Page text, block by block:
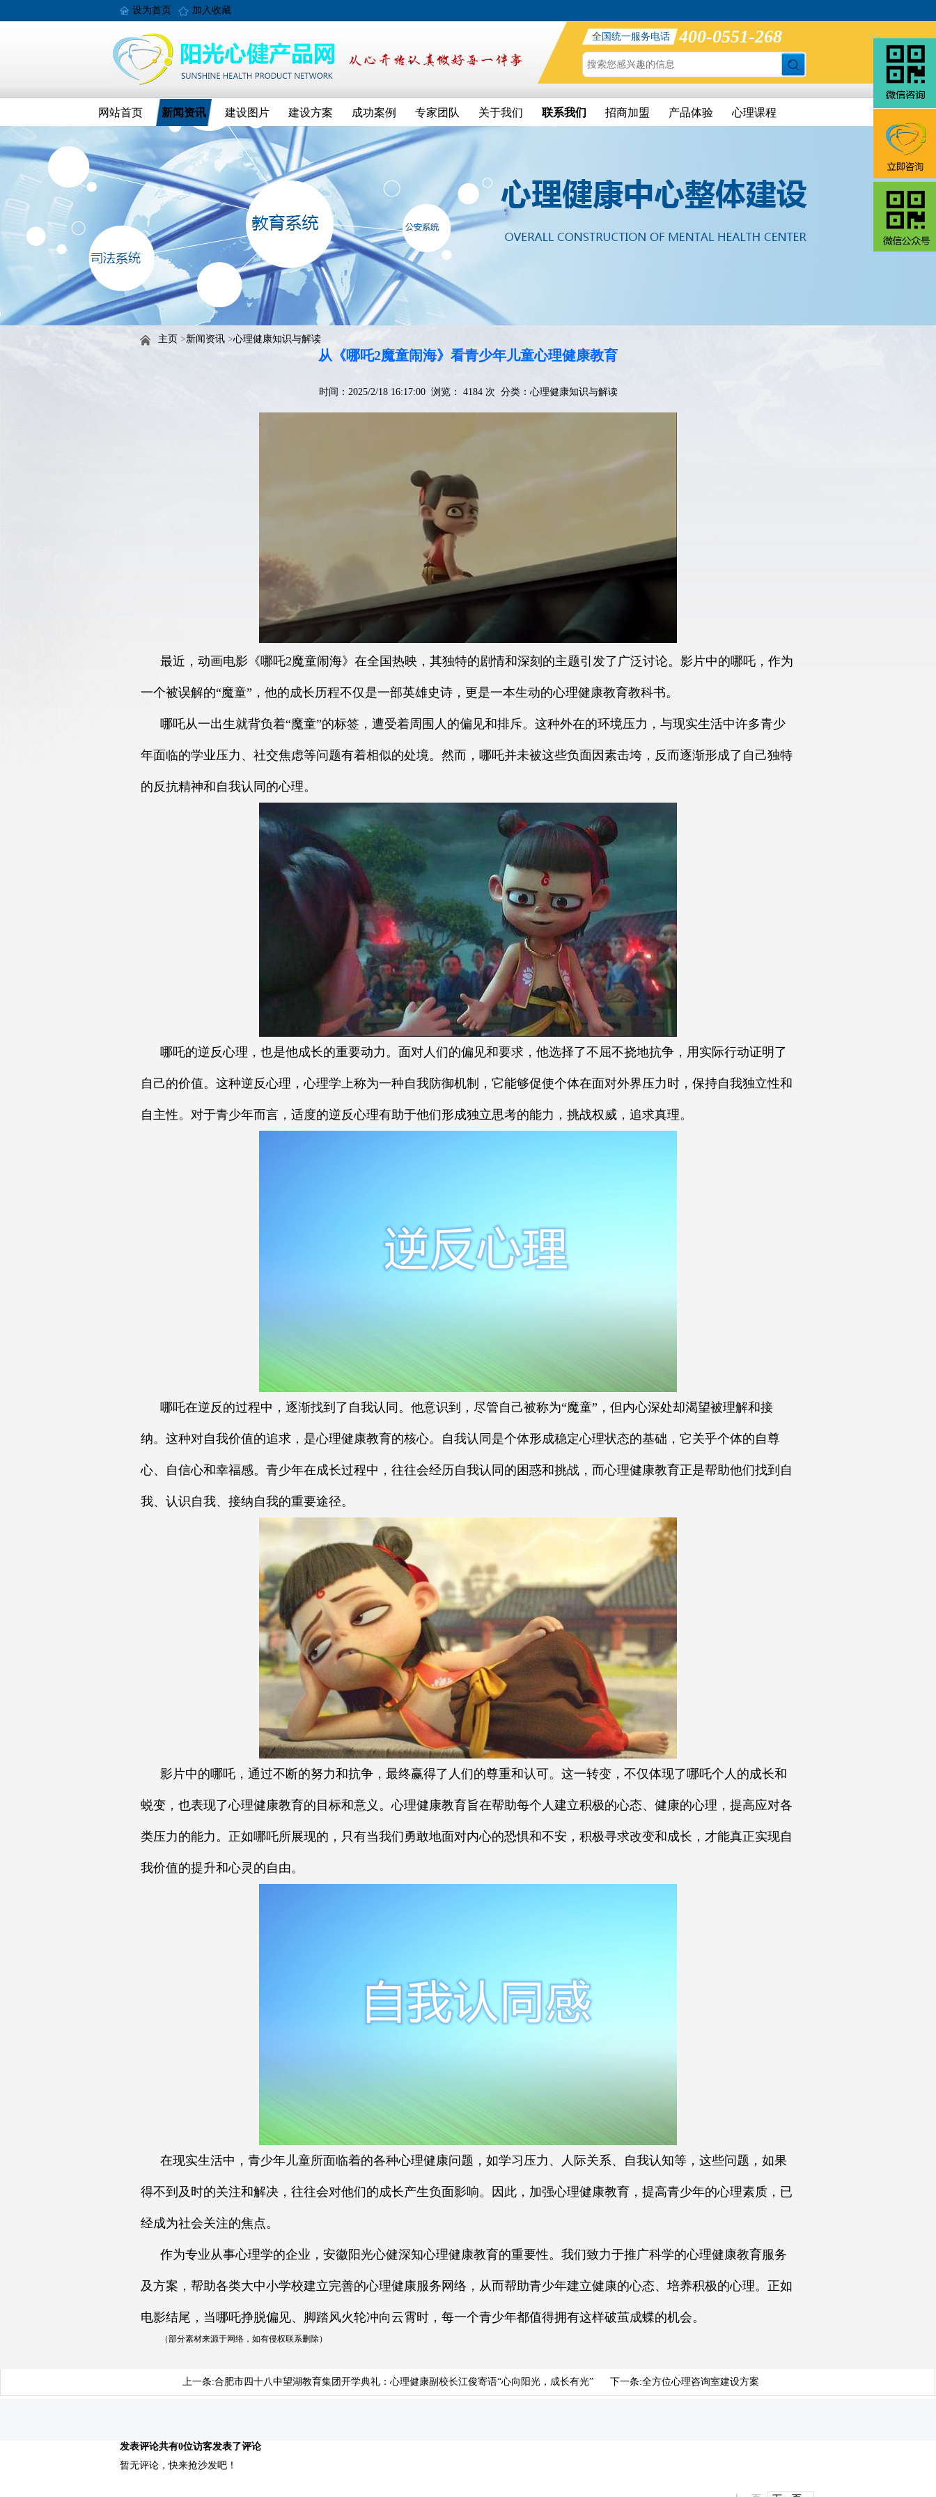
设为首页 加入收藏
全国统一服务电话 400-0551-268
网站首页 新闻资讯 建设图片 建设方案 成功案例 专家团队 关于我们 联系我们 招商加盟 产品体验 心理课程
主页 >新闻资讯 >心理健康知识与解读
从《哪吒2魔童闹海》看青少年儿童心理健康教育
时间：2025/2/18 16:17:00 浏览： 4184 次 分类： 心理健康知识与解读
最近，动画电影《哪吒2魔童闹海》在全国热映，其独特的剧情和深刻的主题引发了广泛讨论。影片中的哪吒，作为
一个被误解的“魔童”，他的成长历程不仅是一部英雄史诗，更是一本生动的心理健康教育教科书。
哪吒从一出生就背负着“魔童”的标签，遭受着周围人的偏见和排斥。这种外在的环境压力，与现实生活中许多青少
年面临的学业压力、社交焦虑等问题有着相似的处境。然而，哪吒并未被这些负面因素击垮，反而逐渐形成了自己独特
的反抗精神和自我认同的心理。
哪吒的逆反心理，也是他成长的重要动力。面对人们的偏见和要求，他选择了不屈不挠地抗争，用实际行动证明了
自己的价值。这种逆反心理，心理学上称为一种自我防御机制，它能够促使个体在面对外界压力时，保持自我独立性和
自主性。对于青少年而言，适度的逆反心理有助于他们形成独立思考的能力，挑战权威，追求真理。
哪吒在逆反的过程中，逐渐找到了自我认同。他意识到，尽管自己被称为“魔童”，但内心深处却渴望被理解和接
纳。这种对自我价值的追求，是心理健康教育的核心。自我认同是个体形成稳定心理状态的基础，它关乎个体的自尊
心、自信心和幸福感。青少年在成长过程中，往往会经历自我认同的困惑和挑战，而心理健康教育正是帮助他们找到自
我、认识自我、接纳自我的重要途径。
影片中的哪吒，通过不断的努力和抗争，最终赢得了人们的尊重和认可。这一转变，不仅体现了哪吒个人的成长和
蜕变，也表现了心理健康教育的目标和意义。心理健康教育旨在帮助每个人建立积极的心态、健康的心理，提高应对各
类压力的能力。正如哪吒所展现的，只有当我们勇敢地面对内心的恐惧和不安，积极寻求改变和成长，才能真正实现自
我价值的提升和心灵的自由。
在现实生活中，青少年儿童所面临着的各种心理健康问题，如学习压力、人际关系、自我认知等，这些问题，如果
得不到及时的关注和解决，往往会对他们的成长产生负面影响。因此，加强心理健康教育，提高青少年的心理素质，已
经成为社会关注的焦点。
作为专业从事心理学的企业，安徽阳光心健深知心理健康教育的重要性。我们致力于推广科学的心理健康教育服务
及方案，帮助各类大中小学校建立完善的心理健康服务网络，从而帮助青少年建立健康的心态、培养积极的心理。正如
电影结尾，当哪吒挣脱偏见、脚踏风火轮冲向云霄时，每一个青少年都值得拥有这样破茧成蝶的机会。
（部分素材来源于网络，如有侵权联系删除）
上一条:合肥市四十八中望湖教育集团开学典礼：心理健康副校长江俊寄语“心向阳光，成长有光” 下一条:全方位心理咨询室建设方案
发表评论共有0位访客发表了评论
暂无评论，快来抢沙发吧！